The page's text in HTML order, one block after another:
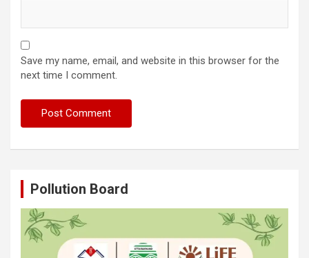
Save my name, email, and website in this browser for the
next time I comment.
Pollution Board